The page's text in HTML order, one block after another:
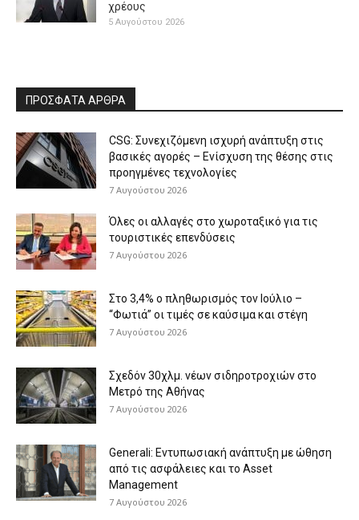
χρέους
5 Αυγούστου 2026
ΠΡΟΣΦΑΤΑ ΑΡΘΡΑ
CSG: Συνεχιζόμενη ισχυρή ανάπτυξη στις
βασικές αγορές – Ενίσχυση της θέσης στις
προηγμένες τεχνολογίες
7 Αυγούστου 2026
Όλες οι αλλαγές στο χωροταξικό για τις
τουριστικές επενδύσεις
7 Αυγούστου 2026
Στο 3,4% ο πληθωρισμός τον Ιούλιο –
“Φωτιά” οι τιμές σε καύσιμα και στέγη
7 Αυγούστου 2026
Σχεδόν 30χλμ. νέων σιδηροτροχιών στο
Μετρό της Αθήνας
7 Αυγούστου 2026
Generali: Eντυπωσιακή ανάπτυξη με ώθηση
από τις ασφάλειες και το Asset
Management
7 Αυγούστου 2026